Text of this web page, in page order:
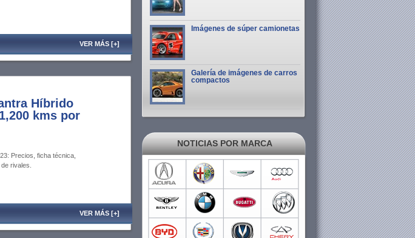
VER MÁS [+]
Híbrido
kms por
Precios, ficha técnica,
rivales.
VER MÁS [+]
Imágenes de súper camionetas
Galería de imágenes de carros
compactos
NOTICIAS POR MARCA